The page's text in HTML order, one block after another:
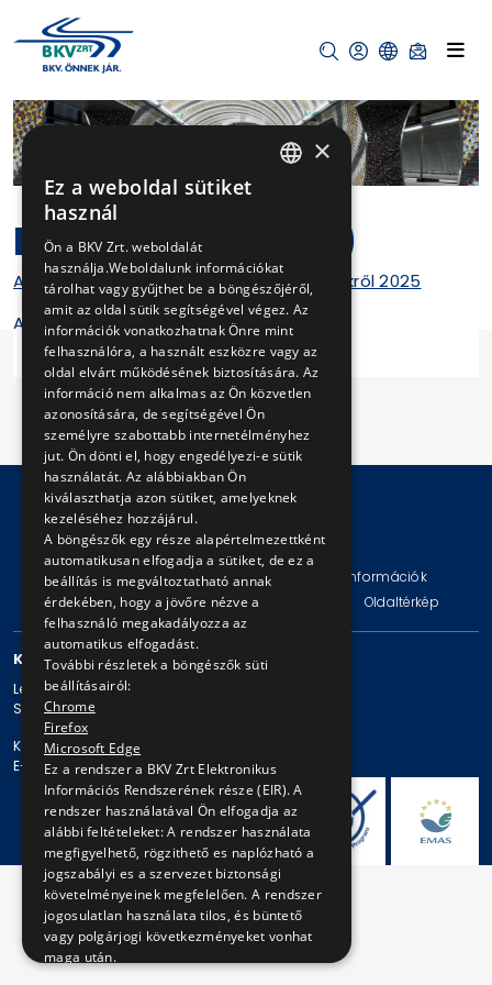
II.15. (ARCHÍVUM)
Adatszolgáltatás elutasított igénylésekről 2025
A legutóbbi módosítás ideje: 2026.01.23.
© Copyright 2026 BKV Zrt.
Impresszum Jogi nyilatkozat
Technikai információk
Adatvédelmi politika és tájékoztatások
Oldaltérkép
KAPCSOLAT
Levelezési cím: 1980 Budapest, Pf. 11.
Székhely: 1980 Budapest, Akácfa u. 15.
Központi telefonszám: + 36 1 461-65-00
E-mail cím: bkv@bkv.hu
×
Ez a weboldal sütiket
használ
Ön a BKV Zrt. weboldalát
használja.Weboldalunk információkat
tárolhat vagy gyűjthet be a böngészőjéről,
amit az oldal sütik segítségével végez. Az
információk vonatkozhatnak Önre mint
felhasználóra, a használt eszközre vagy az
oldal elvárt működésének biztosítására. Az
információ nem alkalmas az Ön közvetlen
azonosítására, de segítségével Ön
személyre szabottabb internetélményhez
jut. Ön dönti el, hogy engedélyezi-e sütik
használatát. Az alábbiakban Ön
kiválaszthatja azon sütiket, amelyeknek
kezeléséhez hozzájárul.
A böngészők egy része alapértelmezettként
automatikusan elfogadja a sütiket, de ez a
beállítás is megváltoztatható annak
érdekében, hogy a jövőre nézve a
felhasználó megakadályozza az
automatikus elfogadást.
További részletek a böngészők süti
beállításairól:
Chrome
Firefox
Microsoft Edge
Ez a rendszer a BKV Zrt Elektronikus
Információs Rendszerének része (EIR). A
rendszer használatával Ön elfogadja az
alábbi feltételeket: A rendszer használata
megfigyelhető, rögzithető es naplózható a
jogszabályi es a szervezet biztonsági
követelményeinek megfelelően. A rendszer
jogosulatlan használata tilos, és büntető
vagy polgárjogi következményeket vonhat
maga után.